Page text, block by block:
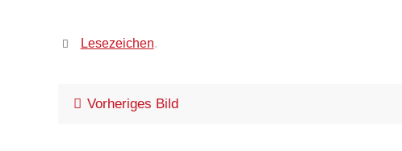
Lesezeichen.
Vorheriges Bild